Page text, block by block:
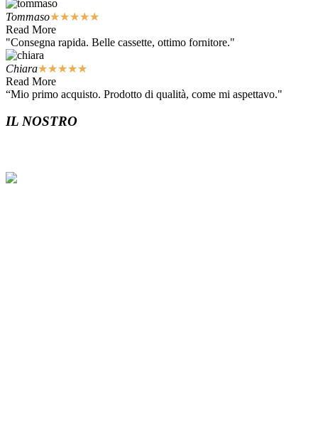
Tommaso★★★★★
Read More
"Consegna rapida. Belle cassette, ottimo fornitore."
Chiara★★★★★
Read More
“Mio primo acquisto. Prodotto di qualità, come mi aspettavo."
IL NOSTRO